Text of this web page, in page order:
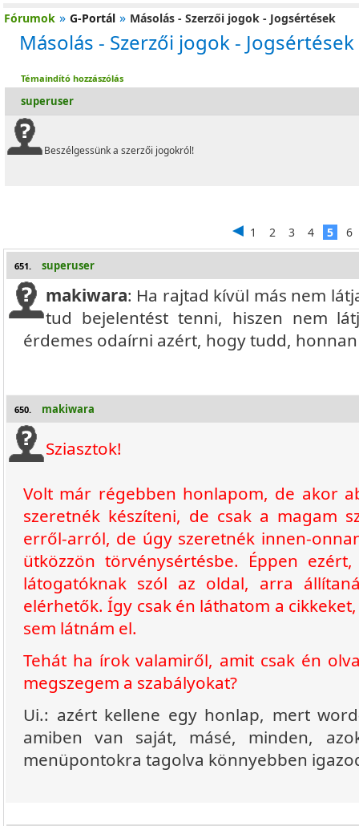
Fórumok » G-Portál » Másolás - Szerzői jogok - Jogsértések
Másolás - Szerzői jogok - Jogsértések
Témaindító hozzászólás
superuser
Beszélgessünk a szerzői jogokról!
1 2 3 4 5 6
651. superuser
makiwara: Ha rajtad kívül más nem
tud bejelentést tenni, hiszen nem
érdemes odaírni azért, hogy tudd,
650. makiwara
Sziasztok!
Volt már régebben honlapom, de akor
szeretnék készíteni, de csak a magam
erről-arról, de úgy szeretnék innen-
ütközzön törvénysértésbe. Éppen
látogatóknak szól az oldal, arra
elérhetők. Így csak én láthatom a
sem látnám el.
Tehát ha írok valamiről, amit csak én
megszegem a szabályokat?
Ui.: azért kellene egy honlap, mert
amiben van saját, másé, minden,
menüpontokra tagolva könnyebben